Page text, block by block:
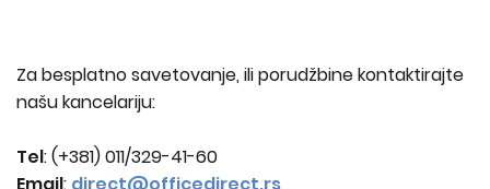
Za besplatno savetovanje, ili porudžbine kontaktirajte
našu kancelariju:
Tel: (+381) 011/329-41-60